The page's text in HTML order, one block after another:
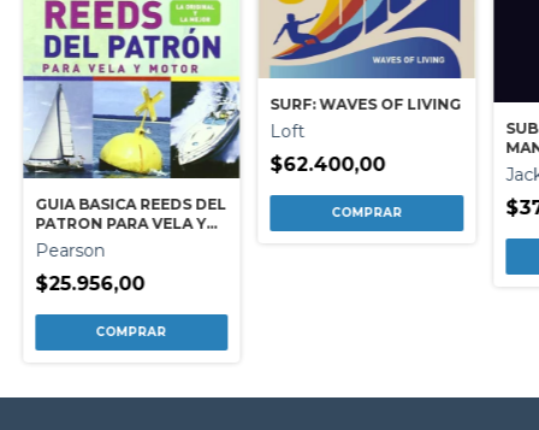
GUIA BASICA REEDS DEL
PATRON PARA VELA Y
MOTOR
Pearson
$25.956,00
SURF: WAVES OF LIVING
Loft
$62.400,00